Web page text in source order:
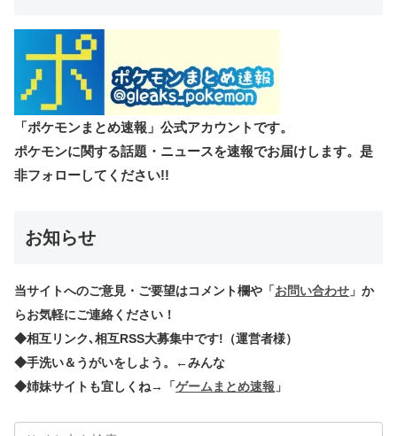
「ポケモンまとめ速報」公式アカウントです。
ポケモンに関する話題・ニュースを速報でお届けします。是
非フォローしてください!!
お知らせ
当サイトへのご意見・ご要望はコメント欄や 「 お問い合わせ 」 か
らお気軽にご連絡ください！
◆相互リンク､相互RSS大募集中です!（運営者様）
◆手洗い＆うがいをしよう。←みんな
◆姉妹サイトも宜しくね→
「 ゲームまとめ速報 」